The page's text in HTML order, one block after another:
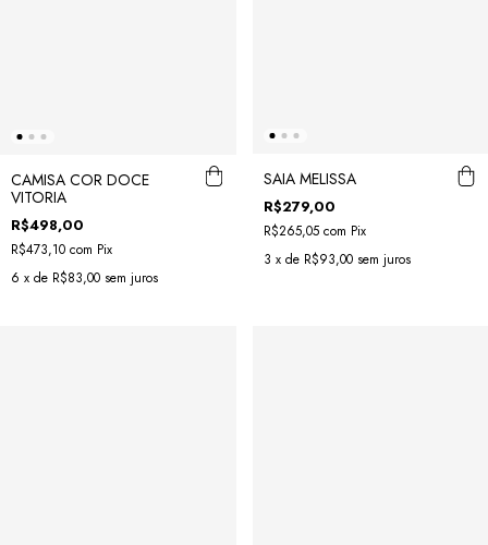
CAMISA COR DOCE
VITORIA
R$498,00
R$473,10 com Pix
6 x de R$83,00 sem juros
SAIA MELISSA
R$279,00
R$265,05 com Pix
3 x de R$93,00 sem juros